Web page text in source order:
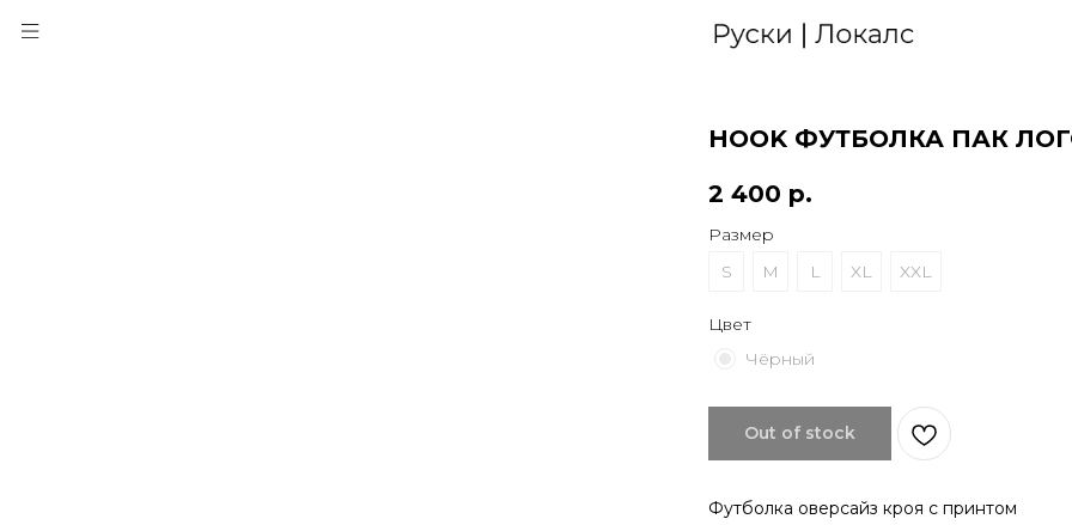
HOOK ФУТБОЛКА ПАК
2 400 р.
Размер
S
M L XL XXL
Цвет
Чёрный
Out of stock
Футболка оверсайз кроя с принтом